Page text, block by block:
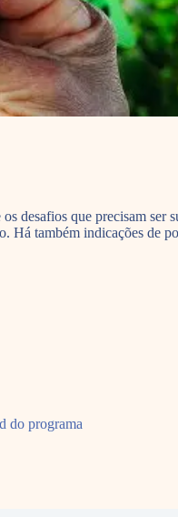
desafios que precisam
Há também indicações de
do programa